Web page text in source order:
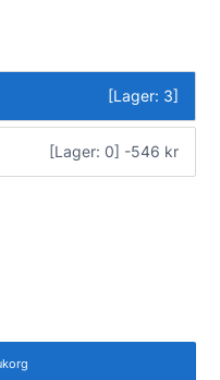
[Lager: 3]
[Lager: 0] -546 kr